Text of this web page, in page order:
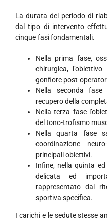
La durata del periodo di
dal tipo di intervento
cinque fasi fondamentali.
Nella prima fase,
chirurgica,
gonfiore post-
Nella seconda fase
recupero della
Nella terza fase
del tono-trofismo
Nella quarta fase
coordinazione
principali obiettivi.
Infine, nella quinta
delicata ed
rappresentato dal
sportiva specifica.
I carichi e le sedute stesse